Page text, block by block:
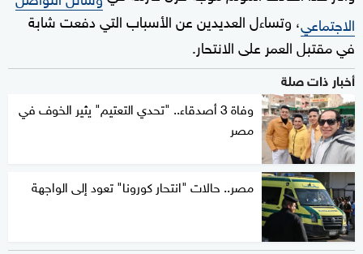
الاجتماعي، وتساءل العديدين عن الأسباب التي دفعت شابة
في مقتبل العمر على الانتحار.
أخبار ذات صلة
وفاة 3 أصدقاء.. "تحدي التعتيم" يثير الخوف في
مصر
مصر.. حالات "انتحار كورونا" تعود إلى الواجهة